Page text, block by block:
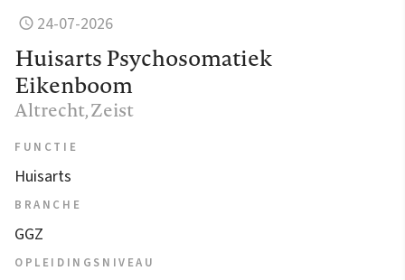
24-07-2026
Huisarts Psychosomatiek
Eikenboom
Altrecht, Zeist
FUNCTIE
Huisarts
BRANCHE
GGZ
OPLEIDINGSNIVEAU